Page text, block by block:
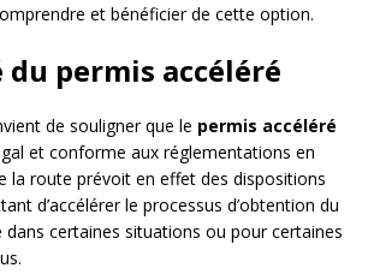
et bénéficier de cette option.
permis accéléré
de souligner que le permis accéléré
et conforme aux réglementations en
la route prévoit en effet des dispositions
d’accélérer le processus d’obtention du
dans certaines situations ou pour certaines